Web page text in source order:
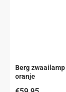
Berg
oranje